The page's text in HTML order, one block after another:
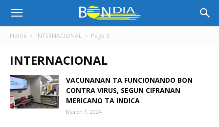
Bon
Dia
Aruba
Home INTERNACIONAL Page 3
INTERNACIONAL
VACUNANAN TA FUNCIONANDO BON
CONTRA VIRUS, SEGUN CIFRANAN
MERICANO TA INDICA
March 1, 2024